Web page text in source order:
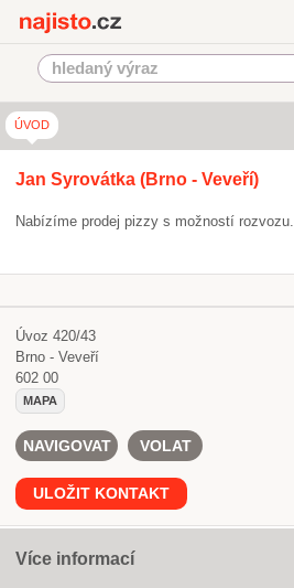
ÚVOD
Jan Syrovátka (Brno - Veveří)
Nabízíme prodej pizzy s možností rozvozu.
Úvoz 420/43
Brno - Veveří
602 00
MAPA
NAVIGOVAT VOLAT
ULOŽIT KONTAKT
Více informací